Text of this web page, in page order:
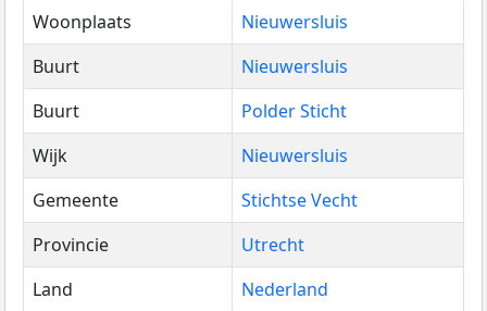
Woonplaats
Nieuwersluis
Buurt
Nieuwersluis
Buurt
Polder Sticht
Wijk
Nieuwersluis
Gemeente
Stichtse Vecht
Provincie
Utrecht
Land
Nederland